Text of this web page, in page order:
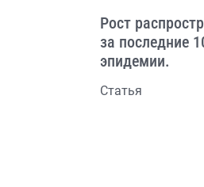
Рост
за последние
эпидемии.
Статья